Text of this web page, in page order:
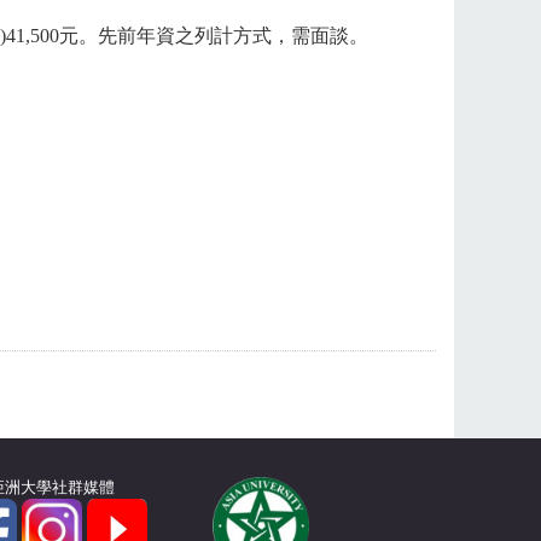
)41,500元。先前年資之列計方式，需面談。
洲大學社群媒體